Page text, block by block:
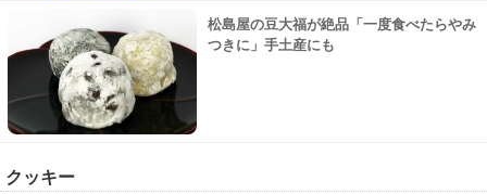
松島屋の豆大福が絶品「一度食べたらやみ
つきに」手土産にも
クッキー